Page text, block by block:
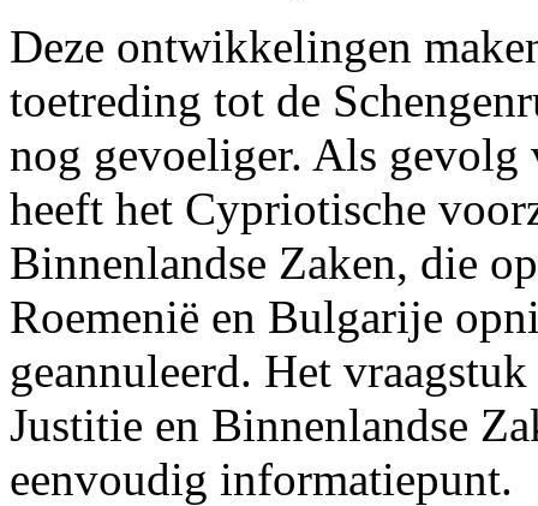
Deze ontwikkelingen
toetreding tot de
nog gevoeliger. Als gevolg
heeft het Cypriotische
Binnenlandse Zaken, die
Roemenië en Bulgarije
geannuleerd. Het
Justitie en Binnenlandse
eenvoudig informatiepunt.